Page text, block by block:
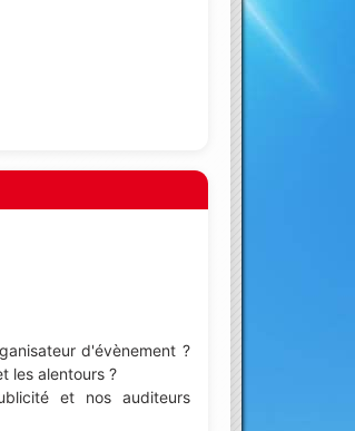
d'évènement ?
les alentours ?
et nos auditeurs